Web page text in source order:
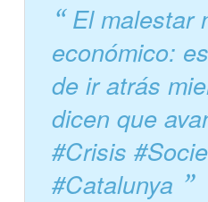
El malestar
económico:
de ir atrás
dicen que
#Crisis
#Catalunya